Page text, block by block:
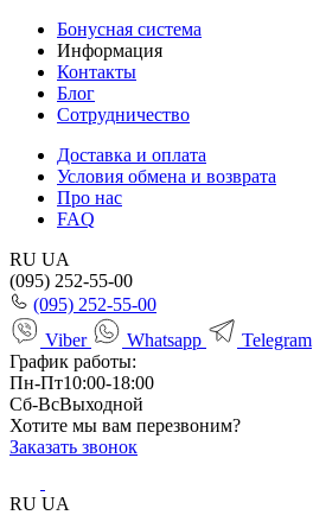
Бонусная система
Информация
Контакты
Блог
Сотрудничество
Доставка и оплата
Условия обмена и возврата
Про нас
FAQ
RU UA
(095) 252-55-00
(095) 252-55-00
Viber
Whatsapp
Telegram
График работы:
Пн-Пт10:00-18:00
Сб-ВсВыходной
Хотите мы вам перезвоним?
Заказать звонок
RU UA